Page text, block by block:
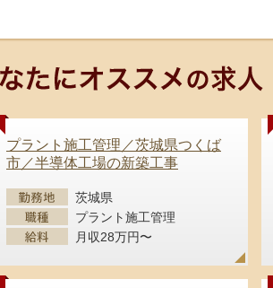
プラント施工管理／茨城県つくば
市／半導体工場の新築工事
茨城県
プラント施工管理
月収28万円〜